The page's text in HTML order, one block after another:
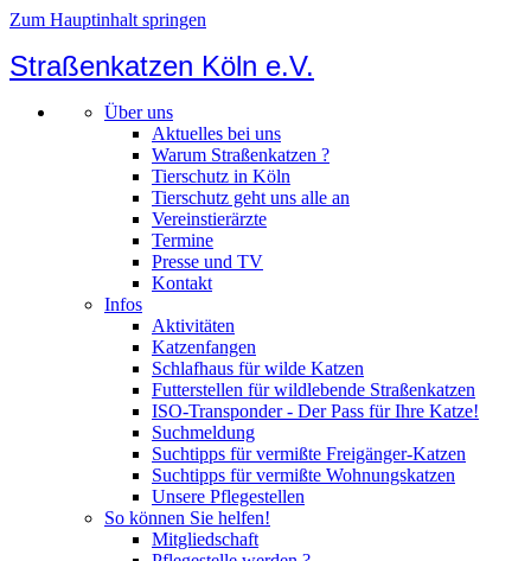
Zum Hauptinhalt springen
Straßenkatzen Köln e.V.
Über uns
Aktuelles bei uns
Warum Straßenkatzen ?
Tierschutz in Köln
Tierschutz geht uns alle an
Vereinstierärzte
Termine
Presse und TV
Kontakt
Infos
Aktivitäten
Katzenfangen
Schlafhaus für wilde Katzen
Futterstellen für wildlebende Straßenkatzen
ISO-Transponder - Der Pass für Ihre Katze!
Suchmeldung
Suchtipps für vermißte Freigänger-Katzen
Suchtipps für vermißte Wohnungskatzen
Unsere Pflegestellen
So können Sie helfen!
Mitgliedschaft